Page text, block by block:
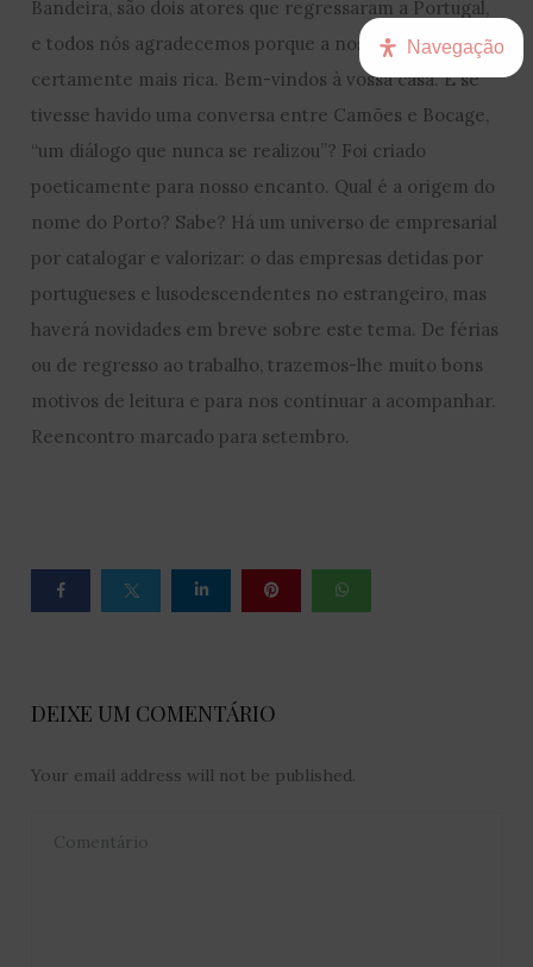
Bandeira, são dois atores que regressaram a Portugal,
e todos nós agradecemos porque a nossa cultura ficará
certamente mais rica. Bem-vindos à vossa casa. E se
tivesse havido uma conversa entre Camões e Bocage,
“um diálogo que nunca se realizou”? Foi criado
poeticamente para nosso encanto. Qual é a origem do
nome do Porto? Sabe? Há um universo de empresarial
por catalogar e valorizar: o das empresas detidas por
portugueses e lusodescendentes no estrangeiro, mas
haverá novidades em breve sobre este tema. De férias
ou de regresso ao trabalho, trazemos-lhe muito bons
motivos de leitura e para nos continuar a acompanhar.
Reencontro marcado para setembro.
DEIXE UM COMENTÁRIO
Your email address will not be published.
Navegação